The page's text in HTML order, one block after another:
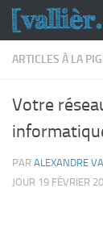
Skip to
ARTICLES À LA
Votre
PAR ALEXANDRE
JOUR 19 FÉVRIER